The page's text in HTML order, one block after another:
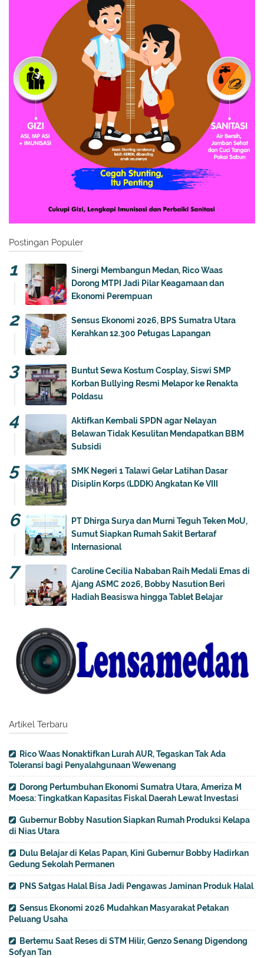
Postingan Populer
Sinergi Membangun Medan, Rico Waas
Dorong MTPI Jadi Pilar Keagamaan dan
Ekonomi Perempuan
Sensus Ekonomi 2026, BPS Sumatra Utara
Kerahkan 12.300 Petugas Lapangan
Buntut Sewa Kostum Cosplay, Siswi SMP
Korban Bullying Resmi Melapor ke Renakta
Poldasu
Aktifkan Kembali SPDN agar Nelayan
Belawan Tidak Kesulitan Mendapatkan BBM
Subsidi
SMK Negeri 1 Talawi Gelar Latihan Dasar
Disiplin Korps (LDDK) Angkatan Ke VIII
PT Dhirga Surya dan Murni Teguh Teken MoU,
Sumut Siapkan Rumah Sakit Bertaraf
Internasional
Caroline Cecilia Nababan Raih Medali Emas di
Ajang ASMC 2026, Bobby Nasution Beri
Hadiah Beasiswa hingga Tablet Belajar
Artikel Terbaru
Rico Waas Nonaktifkan Lurah AUR, Tegaskan Tak Ada
Toleransi bagi Penyalahgunaan Wewenang
Dorong Pertumbuhan Ekonomi Sumatra Utara, Ameriza M
Moesa: Tingkatkan Kapasitas Fiskal Daerah Lewat Investasi
Gubernur Bobby Nasution Siapkan Rumah Produksi Kelapa
di Nias Utara
Dulu Belajar di Kelas Papan, Kini Gubernur Bobby Hadirkan
Gedung Sekolah Permanen
PNS Satgas Halal Bisa Jadi Pengawas Jaminan Produk Halal
Sensus Ekonomi 2026 Mudahkan Masyarakat Petakan
Peluang Usaha
Bertemu Saat Reses di STM Hilir, Genzo Senang Digendong
Sofyan Tan